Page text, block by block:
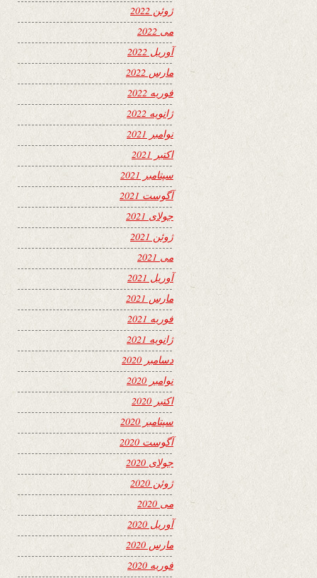
ژوئن 2022
می 2022
آوریل 2022
مارس 2022
فوریه 2022
ژانویه 2022
نوامبر 2021
اکتبر 2021
سپتامبر 2021
آگوست 2021
جولای 2021
ژوئن 2021
می 2021
آوریل 2021
مارس 2021
فوریه 2021
ژانویه 2021
دسامبر 2020
نوامبر 2020
اکتبر 2020
سپتامبر 2020
آگوست 2020
جولای 2020
ژوئن 2020
می 2020
آوریل 2020
مارس 2020
فوریه 2020